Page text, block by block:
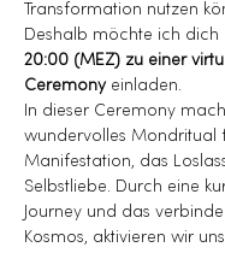
Transformation nutzen
Deshalb möchte ich dich
20:00 (MEZ) zu einer
Ceremony einladen.
In dieser Ceremony
wundervolles Mondritual
Manifestation, das
Selbstliebe. Durch eine
Journey und das
Kosmos, aktivieren wir